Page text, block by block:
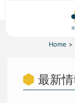
Home
最新